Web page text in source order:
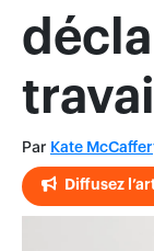
Par Kate
Diffusez